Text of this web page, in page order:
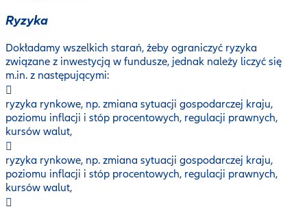
Ryzyka
Dokładamy wszelkich starań, żeby ograniczyć ryzyka
związane z inwestycją w fundusze, jednak należy liczyć się
m.in. z następującymi:
ryzyka rynkowe, np. zmiana sytuacji gospodarczej kraju,
poziomu inflacji i stóp procentowych, regulacji prawnych,
kursów walut,
ryzyka rynkowe, np. zmiana sytuacji gospodarczej kraju,
poziomu inflacji i stóp procentowych, regulacji prawnych,
kursów walut,